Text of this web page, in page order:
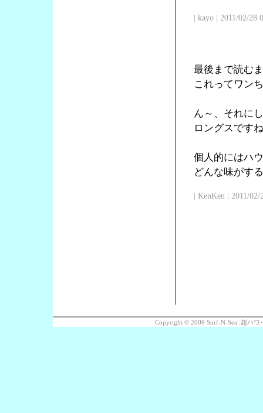
| kayo | 2011/02/28
最後まで読む
これってワン
ん～、それに
ロングスです
個人的にはハ
どんな味がす
| KenKen | 2011/
Copyright © 2009 Surf-N-Sea::超ハワ